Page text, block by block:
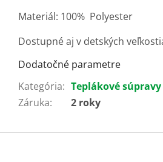
Materiál: 100% Polyester
Dostupné aj v detských
Dodatočné parametre
Kategória: Teplákové súpravy
Záruka: 2 roky
Z